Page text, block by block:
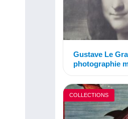
Gustave Le
photographie
COLLECTIONS